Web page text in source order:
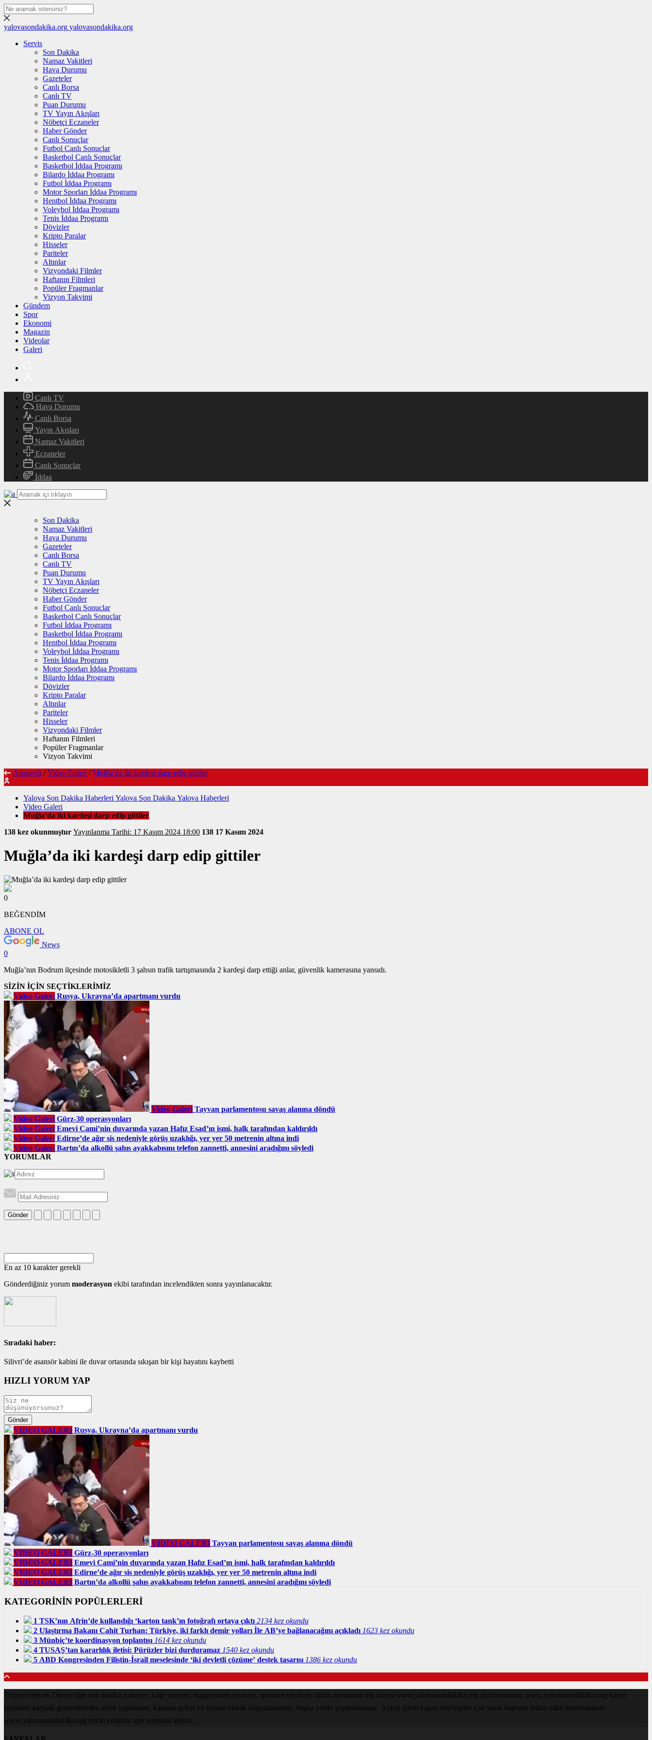
yalovasondakika.org yalovasondakika.org
Servis
Son Dakika
Namaz Vakitleri
Hava Durumu
Gazeteler
Canlı Borsa
Canlı TV
Puan Durumu
TV Yayın Akışları
Nöbetçi Eczaneler
Haber Gönder
Canlı Sonuçlar
Futbol Canlı Sonuçlar
Basketbol Canlı Sonuçlar
Basketbol İddaa Programı
Bilardo İddaa Programı
Futbol İddaa Programı
Motor Sporları İddaa Programı
Hentbol İddaa Programı
Voleybol İddaa Programı
Tenis İddaa Programı
Dövizler
Kripto Paralar
Hisseler
Pariteler
Altınlar
Vizyondaki Filmler
Haftanın Filmleri
Popüler Fragmanlar
Vizyon Takvimi
Gündem
Spor
Ekonomi
Magazin
Videolar
Galeri
Canlı TV
Hava Durumu
Canlı Borsa
Yayın Akışları
Namaz Vakitleri
Eczaneler
Canlı Sonuçlar
İddaa
Son Dakika
Namaz Vakitleri
Hava Durumu
Gazeteler
Canlı Borsa
Canlı TV
Puan Durumu
TV Yayın Akışları
Nöbetçi Eczaneler
Haber Gönder
Futbol Canlı Sonuçlar
Basketbol Canlı Sonuçlar
Futbol İddaa Programı
Basketbol İddaa Programı
Hentbol İddaa Programı
Voleybol İddaa Programı
Tenis İddaa Programı
Motor Sporları İddaa Programı
Bilardo İddaa Programı
Dövizler
Kripto Paralar
Altınlar
Pariteler
Hisseler
Vizyondaki Filmler
Haftanın Filmleri
Popüler Fragmanlar
Vizyon Takvimi
Anasayfa / Video Galeri / Muğla’da iki kardeşi darp edip gittiler
Yalova Son Dakika Haberleri Yalova Son Dakika Yalova Haberleri
Video Galeri
Muğla’da iki kardeşi darp edip gittiler
138 kez okunmuştur
Yayınlanma Tarihi: 17 Kasım 2024 18:00 138 17 Kasım 2024
Muğla’da iki kardeşi darp edip gittiler
0
BEĞENDİM
ABONE OL
News
0
Muğla’nın Bodrum ilçesinde motosikletli 3 şahsın trafik tartışmasında 2 kardeşi darp ettiği anlar, güvenlik kamerasına yansıdı.
SİZİN İÇİN SEÇTİKLERİMİZ
Video Galeri Rusya, Ukrayna’da apartmanı vurdu
Video Galeri Tayvan parlamentosu savaş alanına döndü
Video Galeri Gürz-30 operasyonları
Video Galeri Emevi Cami’nin duvarında yazan Hafız Esad’ın ismi, halk tarafından kaldırıldı
Video Galeri Edirne’de ağır sis nedeniyle görüş uzaklığı, yer yer 50 metrenin altına indi
Video Galeri Bartın’da alkollü şahıs ayakkabısını telefon zannetti, annesini aradığını söyledi
YORUMLAR
Gönder
En az 10 karakter gerekli
Gönderdiğiniz yorum moderasyon ekibi tarafından incelendikten sonra yayınlanacaktır.
Sıradaki haber:
Silivri’de asansör kabini ile duvar ortasında sıkışan bir kişi hayatını kaybetti
HIZLI YORUM YAP
VIDEO GALERI Rusya, Ukrayna’da apartmanı vurdu
VIDEO GALERI Tayvan parlamentosu savaş alanına döndü
VIDEO GALERI Gürz-30 operasyonları
VIDEO GALERI Emevi Cami’nin duvarında yazan Hafız Esad’ın ismi, halk tarafından kaldırıldı
VIDEO GALERI Edirne’de ağır sis nedeniyle görüş uzaklığı, yer yer 50 metrenin altına indi
VIDEO GALERI Bartın’da alkollü şahıs ayakkabısını telefon zannetti, annesini aradığını söyledi
KATEGORİNİN POPÜLERLERİ
1 TSK’nın Afrin’de kullandığı ‘karton tank’ın fotoğrafı ortaya çıktı 2134 kez okundu
2 Ulaştırma Bakanı Cahit Turhan: Türkiye, iki farklı demir yolları İle AB’ye bağlanacağını açıkladı 1623 kez okundu
3 Münbiç’te koordinasyon toplantısı 1614 kez okundu
4 TUSAŞ’tan kararlılık iletisi: Pürüzler bizi durduramaz 1540 kez okundu
5 ABD Kongresinden Filistin-İsrail meselesinde ‘iki devletli çözüme’ destek tasarısı 1386 kez okundu
Türkiye'den ve Dünya’dan son dakika haberler, köşe yazıları, magazinden siyasete, spordan seyahate bütün konuların tek adresi www.yalovasondakika.org platformunda; www.yalovasondakika.org haber
içerikleri kaynak gösterilmeden alıntı yapılamaz, kanuna aykırı ve izinsiz olarak kopyalanamaz, başka yerde yayınlanamaz. Aykırı işlem yapan kişi/kişiler için yasal başvuru hakkı saklı tutulmaktadır.
www.yalovasondakika.org tercih ettiğiniz için teşekkür ederiz.